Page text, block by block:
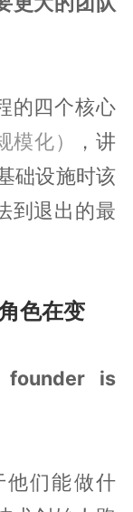
的四个核心
模化）
，讲
础设施时该
到退出的最
色在变
is
他们能做什